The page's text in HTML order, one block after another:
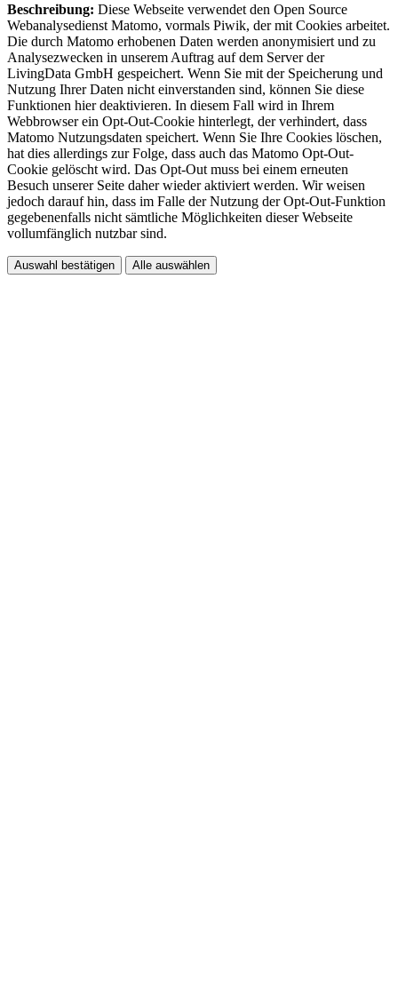
Beschreibung: Diese Webseite verwendet den Open Source
Webanalysedienst Matomo, vormals Piwik, der mit Cookies arbeitet.
Die durch Matomo erhobenen Daten werden anonymisiert und zu
Analysezwecken in unserem Auftrag auf dem Server der
LivingData GmbH gespeichert. Wenn Sie mit der Speicherung und
Nutzung Ihrer Daten nicht einverstanden sind, können Sie diese
Funktionen hier deaktivieren. In diesem Fall wird in Ihrem
Webbrowser ein Opt-Out-Cookie hinterlegt, der verhindert, dass
Matomo Nutzungsdaten speichert. Wenn Sie Ihre Cookies löschen,
hat dies allerdings zur Folge, dass auch das Matomo Opt-Out-
Cookie gelöscht wird. Das Opt-Out muss bei einem erneuten
Besuch unserer Seite daher wieder aktiviert werden. Wir weisen
jedoch darauf hin, dass im Falle der Nutzung der Opt-Out-Funktion
gegebenenfalls nicht sämtliche Möglichkeiten dieser Webseite
vollumfänglich nutzbar sind.
Auswahl bestätigen Alle auswählen